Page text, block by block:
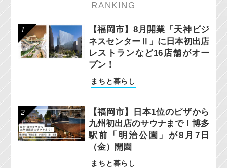
RANKING
【福岡市】8月開業「天神ビジ
ネスセンターⅡ」に日本初出店
レストランなど16店舗がオー
プン！
まちと暮らし
【福岡市】日本1位のピザから
九州初出店のサウナまで！博多
駅前「明治公園」が8月7日
（金）開園
まちと暮らし